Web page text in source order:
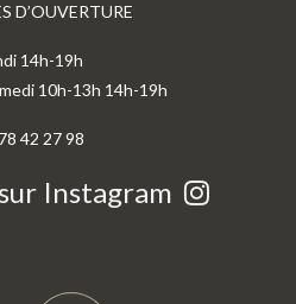
D’OUVERTURE
14h-19h
10h-13h 14h-19h
42 27 98
Instagram